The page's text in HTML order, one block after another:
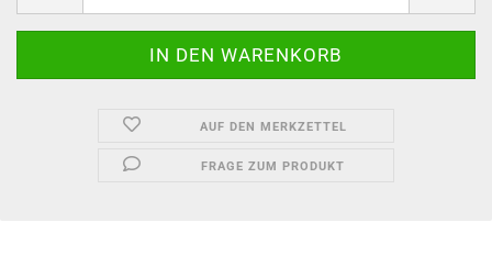
AUF DEN MERKZETTEL
FRAGE ZUM PRODUKT